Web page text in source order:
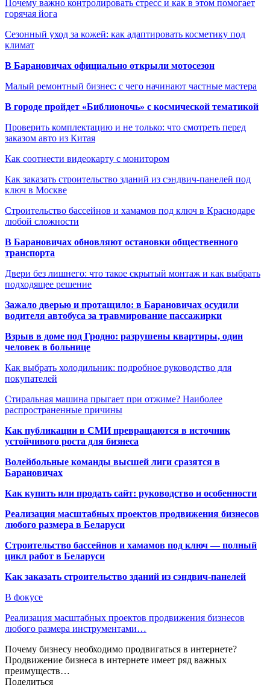
Почему важно контролировать стресс и как в этом помогает
горячая йога
Сезонный уход за кожей: как адаптировать косметику под
климат
В Барановичах официально открыли мотосезон
Малый ремонтный бизнес: с чего начинают частные мастера
В городе пройдет «Библионочь» с космической тематикой
Проверить комплектацию и не только: что смотреть перед
заказом авто из Китая
Как соотнести видеокарту с монитором
Как заказать строительство зданий из сэндвич-панелей под
ключ в Москве
Строительство бассейнов и хамамов под ключ в Краснодаре
любой сложности
В Барановичах обновляют остановки общественного
транспорта
Двери без лишнего: что такое скрытый монтаж и как выбрать
подходящее решение
Зажало дверью и протащило: в Барановичах осудили
водителя автобуса за травмирование пассажирки
Взрыв в доме под Гродно: разрушены квартиры, один
человек в больнице
Как выбрать холодильник: подробное руководство для
покупателей
Стиральная машина прыгает при отжиме? Наиболее
распространенные причины
Как публикации в СМИ превращаются в источник
устойчивого роста для бизнеса
Волейбольные команды высшей лиги сразятся в
Барановичах
Как купить или продать сайт: руководство и особенности
Реализация масштабных проектов продвижения бизнесов
любого размера в Беларуси
Строительство бассейнов и хамамов под ключ — полный
цикл работ в Беларуси
Как заказать строительство зданий из сэндвич-панелей
В фокусе
Реализация масштабных проектов продвижения бизнесов
любого размера инструментами…
Почему бизнесу необходимо продвигаться в интернете?
Продвижение бизнеса в интернете имеет ряд важных
преимуществ…
Поделиться